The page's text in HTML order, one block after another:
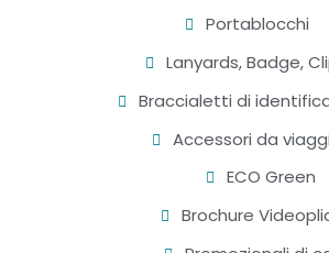
Portablocchi
Lanyards, Badge,
Braccialetti di
Accessori da
ECO Green
Brochure